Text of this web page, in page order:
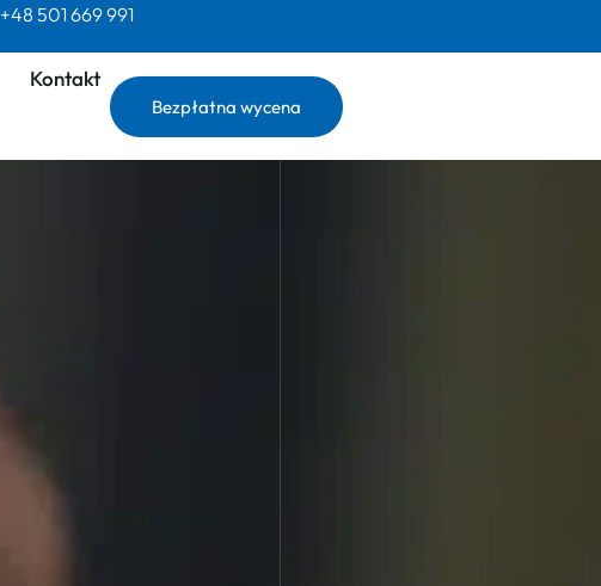
+48 501 669 991
Kontakt
Bezpłatna wycena